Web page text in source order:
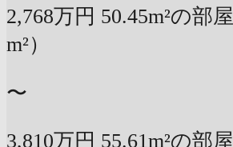
2,768万円 50.45m²の部屋
m²）
〜
3,810万円 55.61m²の部屋